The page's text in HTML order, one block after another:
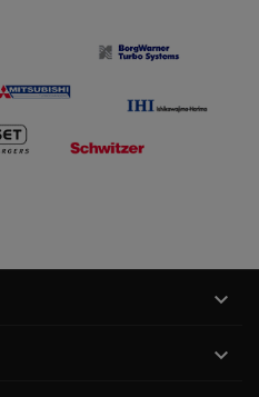

